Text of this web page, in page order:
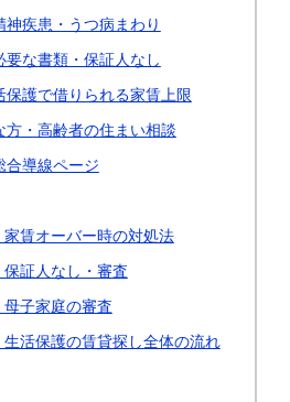
神疾患・うつ病まわり
要な書類・保証人なし
保護で借りられる家賃上限
方・高齢者の住まい相談
合導線ページ
賃オーバー時の対処法
証人なし・審査
子家庭の審査
活保護の賃貸探し全体の流れ